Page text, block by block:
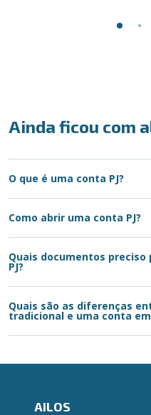
Ainda ficou com
O que é uma conta PJ?
Como abrir uma conta PJ?
Quais documentos
PJ?
Quais são as diferenças
tradicional e uma conta
AILOS